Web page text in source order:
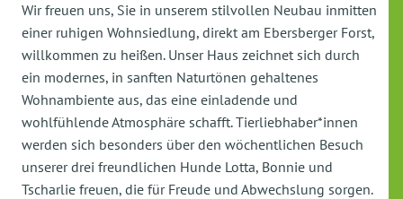
Wir freuen uns, Sie in unserem stilvollen Neubau inmitten
einer ruhigen Wohnsiedlung, direkt am Ebersberger Forst,
willkommen zu heißen. Unser Haus zeichnet sich durch
ein modernes, in sanften Naturtönen gehaltenes
Wohnambiente aus, das eine einladende und
wohlfühlende Atmosphäre schafft. Tierliebhaber*innen
werden sich besonders über den wöchentlichen Besuch
unserer drei freundlichen Hunde Lotta, Bonnie und
Tscharlie freuen, die für Freude und Abwechslung sorgen.